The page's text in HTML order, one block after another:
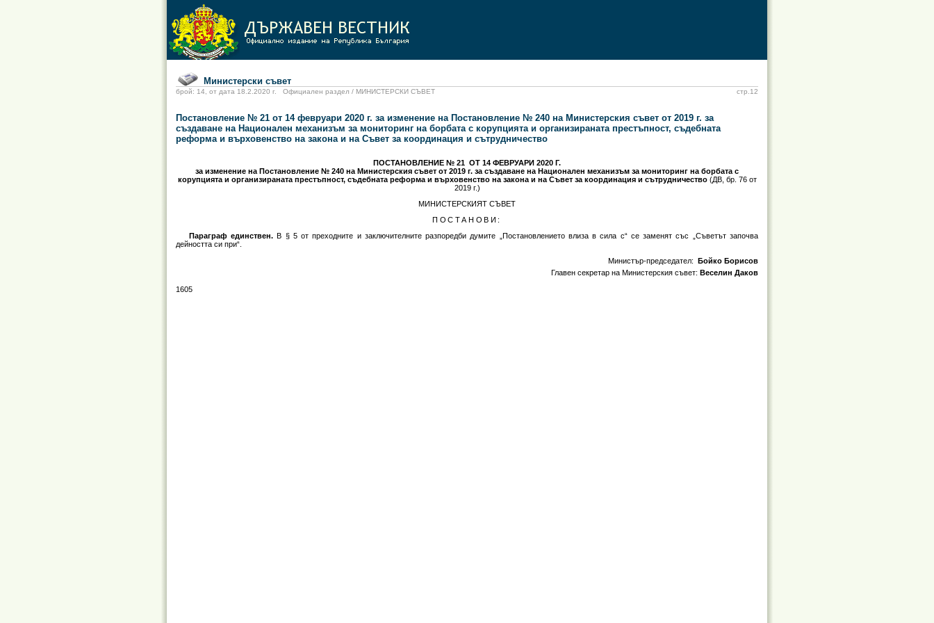
Министерски съвет
брой: 14, от дата 18.2.2020 г. Официален раздел / МИНИСТЕРСКИ СЪВЕТ стр.12
Постановление № 21 от 14 февруари 2020 г. за изменение на Постановление № 240 на Министерския съвет от 2019 г. за
създаване на Национален механизъм за мониторинг на борбата с корупцията и организираната престъпност, съдебната
реформа и върховенство на закона и на Съвет за координация и сътрудничество
ПОСТАНОВЛЕНИЕ № 21 ОТ 14 ФЕВРУАРИ 2020 Г.
за изменение на Постановление № 240 на Министерския съвет от 2019 г. за създаване на Национален механизъм за мониторинг на борбата с
корупцията и организираната престъпност, съдебната реформа и върховенство на закона и на Съвет за координация и сътрудничество (ДВ, бр. 76 от
2019 г.)
МИНИСТЕРСКИЯТ СЪВЕТ
ПОСТАНОВИ:
Параграф единствен. В § 5 от преходните и заключителните разпоредби думите „Постановлението влиза в сила с“ се заменят със „Съветът започва
дейността си при“.
Министър-председател: Бойко Борисов
Главен секретар на Министерския съвет: Веселин Даков
1605